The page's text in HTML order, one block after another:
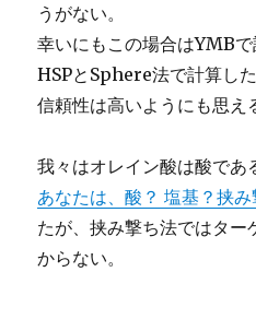
うがない。
幸いにもこの場合はYMB
HSPとSphere法で計算し
信頼性は高いようにも思え
我々はオレイン酸は酸であ
あなたは、酸？ 塩基？挟み
たが、挟み撃ち法ではター
からない。